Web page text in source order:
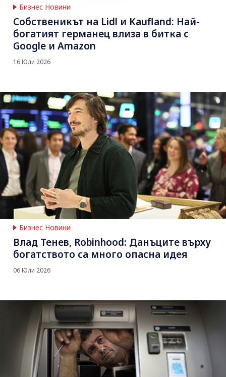
Бизнес Новини
Собственикът на Lidl и Kaufland: Най-
богатият германец влиза в битка с
Google и Amazon
16 Юли 2026
Бизнес Новини
Влад Тенев, Robinhood: Данъците върху
богатството са много опасна идея
06 Юли 2026